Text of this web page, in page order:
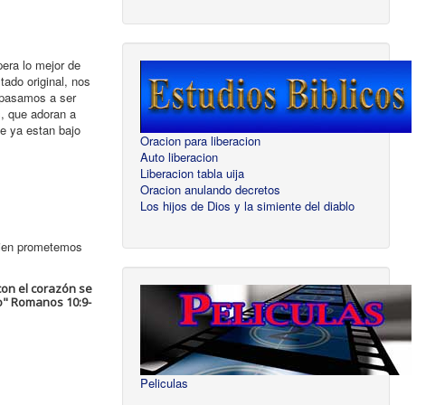
lo mejor de
original, nos
a ser
que adoran a
ya estan bajo
prometemos
el corazón se
Romanos 10:9-
Oracion para liberacion
Auto liberacion
Liberacion tabla uija
Oracion anulando decretos
Los hijos de Dios y la simiente del diablo
Peliculas